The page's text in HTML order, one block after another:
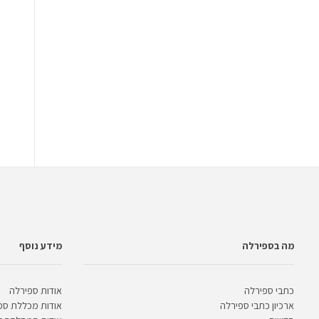
מידע נוסף
אודות ספירלה
אודות מכללת
מה בספירלה
כתבי ספירלה
ארכיון כתבי ספירלה